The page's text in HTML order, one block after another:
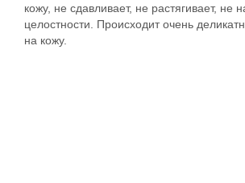
кожу, не сдавливает, не растягивает, не
целостности. Происходит очень
на кожу.